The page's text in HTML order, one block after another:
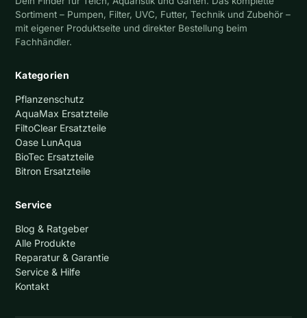
Sortiment – Pumpen, Filter, UVC, Futter, Technik und Zubehör –
mit eigener Produktseite und direkter Bestellung beim
Fachhändler.
Kategorien
Pflanzenschutz
AquaMax Ersatzteile
FiltoClear Ersatzteile
Oase LunAqua
BioTec Ersatzteile
Bitron Ersatzteile
Service
Blog & Ratgeber
Alle Produkte
Reparatur & Garantie
Service & Hilfe
Kontakt